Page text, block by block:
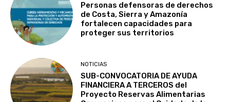
Personas defensoras de derechos
de Costa, Sierra y Amazonía
fortalecen capacidades para
proteger sus territorios
NOTICIAS
SUB-CONVOCATORIA DE AYUDA
FINANCIERA A TERCEROS del
Proyecto Reservas Alimentarias